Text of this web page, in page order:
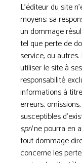
L’éditeur du site
moyens; sa
un dommage
tel que perte de
service, ou
utiliser le site à
responsabilité
informations à
erreurs,
susceptibles
sprlne pourra en
tout dommage
concerne les